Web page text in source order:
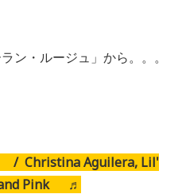
ン・ルージュ」から。。。
Aguilera, Lil'
and Pink ♬